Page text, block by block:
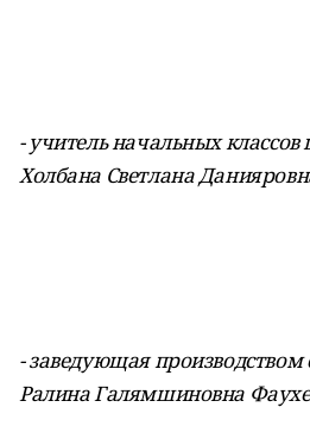
- учитель начальных
Холбана Светлана
- заведующая
Ралина Галямшиновна